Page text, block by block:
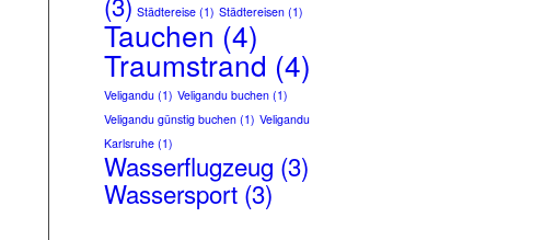
Städtereise (1) Städtereisen (1)
Tauchen (4)
Traumstrand (4)
Veligandu (1) Veligandu buchen (1)
Veligandu günstig buchen (1) Veligandu
Karlsruhe (1)
Wasserflugzeug (3)
Wassersport (3)